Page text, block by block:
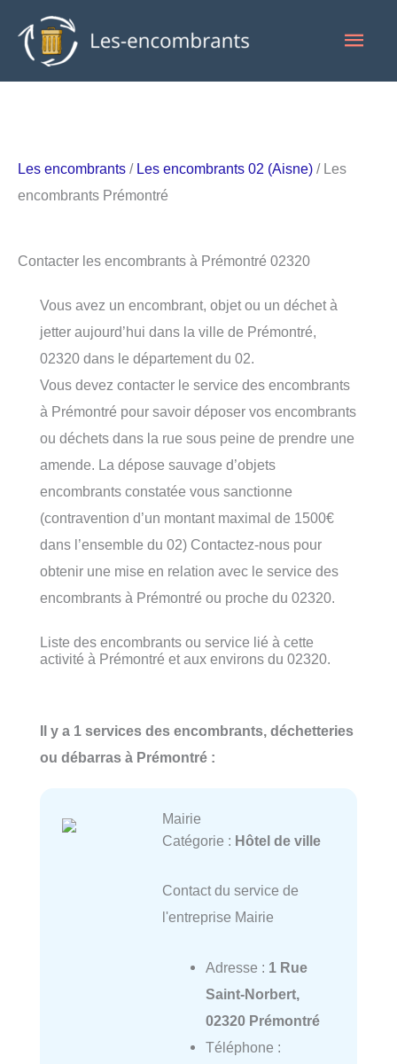
contenu
Les encombrants / Les encombrants 02 (Aisne) / Les
encombrants Prémontré
Contacter les encombrants à Prémontré 02320
Vous avez un encombrant, objet ou un déchet à
jetter aujourd’hui dans la ville de Prémontré,
02320 dans le département du 02.
Vous devez contacter le service des encombrants
à Prémontré pour savoir déposer vos encombrants
ou déchets dans la rue sous peine de prendre une
amende. La dépose sauvage d’objets
encombrants constatée vous sanctionne
(contravention d’un montant maximal de 1500€
dans l’ensemble du 02) Contactez-nous pour
obtenir une mise en relation avec le service des
encombrants à Prémontré ou proche du 02320.
Liste des encombrants ou service lié à cette
activité à Prémontré et aux environs du 02320.
Il y a 1 services des encombrants, déchetteries
ou débarras à Prémontré :
Mairie
Catégorie : Hôtel de ville
Contact du service de
l'entreprise Mairie
Adresse : 1 Rue
Saint-Norbert,
02320 Prémontré
Téléphone :